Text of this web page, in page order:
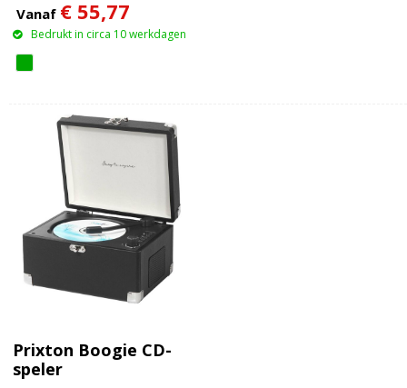
Vanaf € 55,77
Bedrukt in circa 10 werkdagen
Prixton Boogie CD-
speler